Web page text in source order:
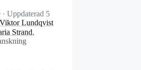
· Uppdaterad 5
Viktor Lundqvist
Strand,